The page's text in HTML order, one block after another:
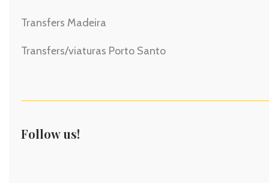
Transfers Madeira
Transfers/viaturas Porto Santo
Follow us!